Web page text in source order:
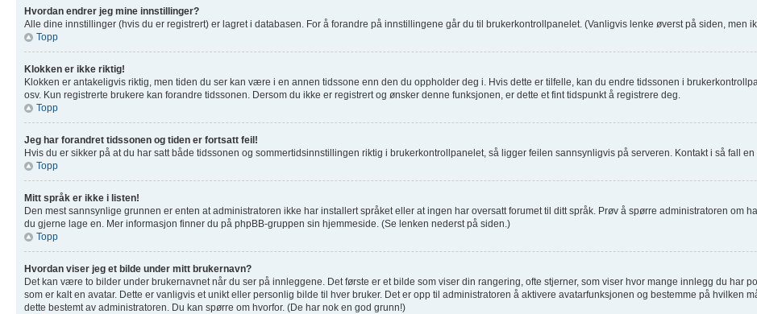
Hvordan endrer jeg mine innstillinger?
Alle dine innstillinger (hvis du er registrert) er lagret i databasen. For å forandre på innstillingene går du til brukerkontrollpanelet. (Vanligvis lenke øverst på siden, men
Topp
Klokken er ikke riktig!
Klokken er antakeligvis riktig, men tiden du ser kan være i en annen tidssone enn den du oppholder deg i. Hvis dette er tilfelle, kan du endre tidssonen i
osv. Kun registrerte brukere kan forandre tidssonen. Dersom du ikke er registrert og ønsker denne funksjonen, er dette et fint tidspunkt å registrere deg.
Topp
Jeg har forandret tidssonen og tiden er fortsatt feil!
Hvis du er sikker på at du har satt både tidssonen og sommertidsinnstillingen riktig i brukerkontrollpanelet, så ligger feilen sannsynligvis på serveren. Kontakt i så fall en
Topp
Mitt språk er ikke i listen!
Den mest sannsynlige grunnen er enten at administratoren ikke har installert språket eller at ingen har oversatt forumet til ditt språk. Prøv å spørre administratoren om
du gjerne lage en. Mer informasjon finner du på phpBB-gruppen sin hjemmeside. (Se lenken nederst på siden.)
Topp
Hvordan viser jeg et bilde under mitt brukernavn?
Det kan være to bilder under brukernavnet når du ser på innleggene. Det første er et bilde som viser din rangering, ofte stjerner, som viser hvor mange innlegg du har
som er kalt en avatar. Dette er vanligvis et unikt eller personlig bilde til hver bruker. Det er opp til administratoren å aktivere avatarfunksjonen og bestemme på hvilken
dette bestemt av administratoren. Du kan spørre om hvorfor. (De har nok en god grunn!)